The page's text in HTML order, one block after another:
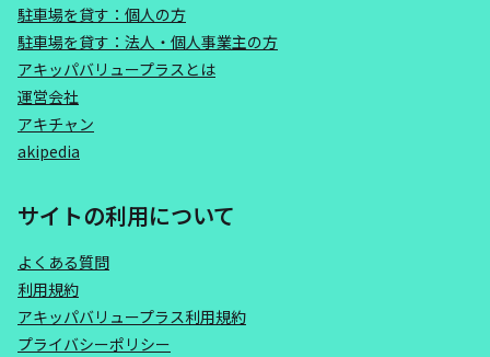
駐車場を貸す：個人の方
駐車場を貸す：法人・個人事業主の方
アキッパバリュープラスとは
運営会社
アキチャン
akipedia
サイトの利用について
よくある質問
利用規約
アキッパバリュープラス利用規約
プライバシーポリシー